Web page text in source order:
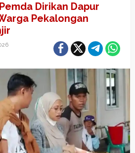
Dirikan Dapur
Pekalongan